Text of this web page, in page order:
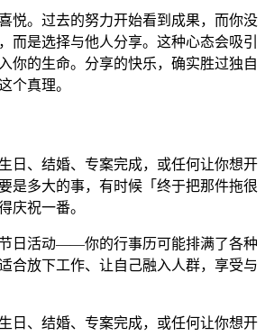
悦。过去的努力开始看到成果，而你没
而是选择与他人分享。这种心态会吸引
你的生命。分享的快乐，确实胜过独自
真理。
日、结婚、专案完成，或任何让你想开
是多大的事，有时候「终于把那件拖很
庆祝一番。
日活动——你的行事历可能排满了各种
合放下工作、让自己融入人群，享受与
日、结婚、专案完成，或任何让你想开